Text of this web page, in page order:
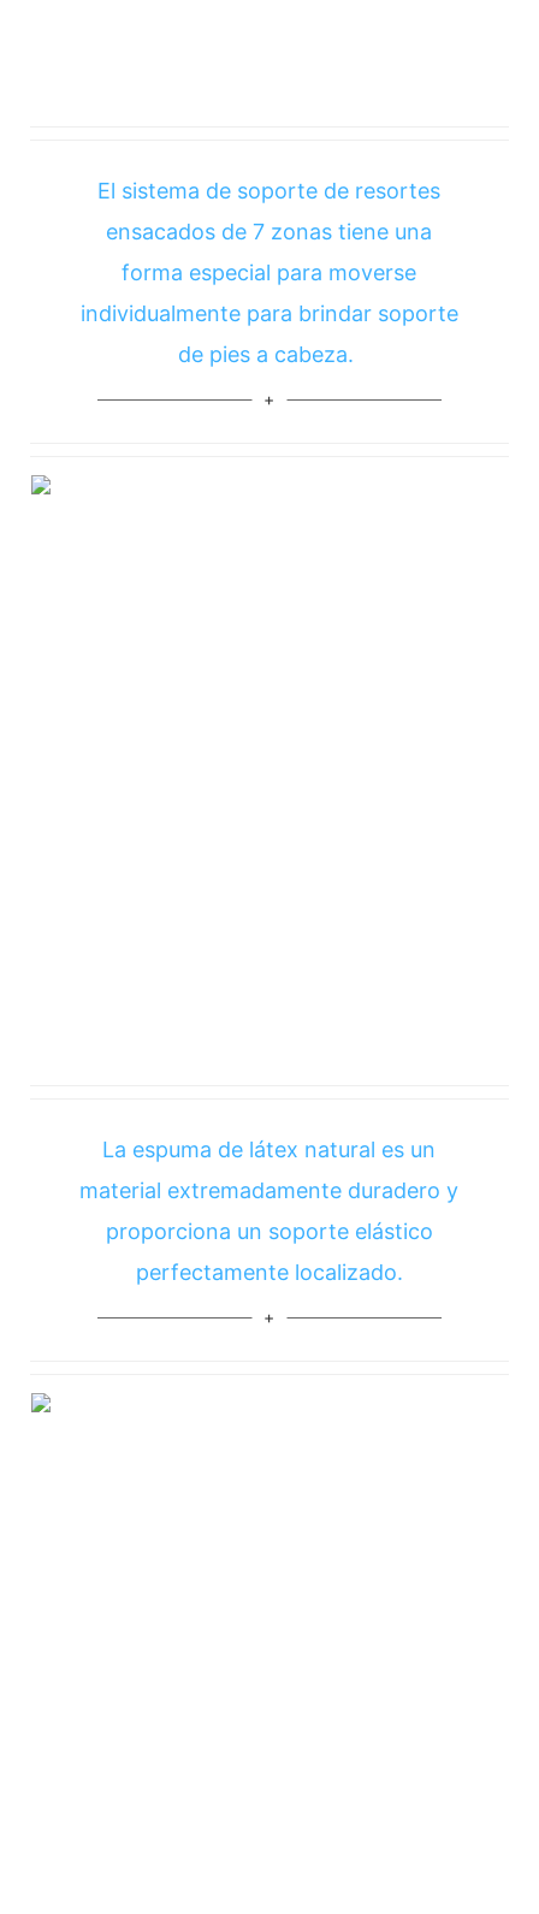
La espuma de látex natural es un
material extremadamente duradero y
proporciona un soporte elástico
perfectamente localizado.
El sistema de soporte de resortes
ensacados de 7 zonas tiene una
forma especial para moverse
individualmente para brindar soporte
de pies a cabeza.